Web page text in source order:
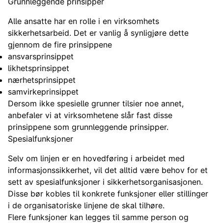
Alle ansatte har en rolle i en virksomhets
sikkerhetsarbeid. Det er vanlig å synligjøre dette
gjennom de fire prinsippene
ansvarsprinsippet
likhetsprinsippet
nærhetsprinsippet
samvirkeprinsippet
Dersom ikke spesielle grunner tilsier noe annet,
anbefaler vi at virksomhetene slår fast disse
prinsippene som grunnleggende prinsipper.
Spesialfunksjoner
Selv om linjen er en hovedføring i arbeidet med
informasjonssikkerhet, vil det alltid være behov for et
sett av spesialfunksjoner i sikkerhetsorganisasjonen.
Disse bør kobles til konkrete funksjoner eller stillinger
i de organisatoriske linjene de skal tilhøre.
Flere funksjoner kan legges til samme person og